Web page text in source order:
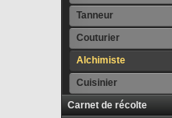
Tanneur
Couturier
Alchimiste
Cuisinier
Carnet de récolte